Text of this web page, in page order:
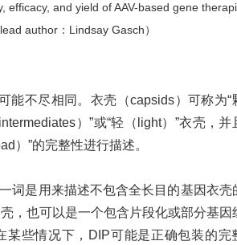
efficacy, and yield of AAV-based gene
author：Lindsay Gasch）
能不尽相同。衣壳（capsids）可称为“
）”或“轻（light）”衣壳，并
）”的完整性进行描述。
词是用来描述不包含全长目的基因衣壳
，也可以是一个包含片段化或部分基因
些情况下，DIP可能是正确包装的完